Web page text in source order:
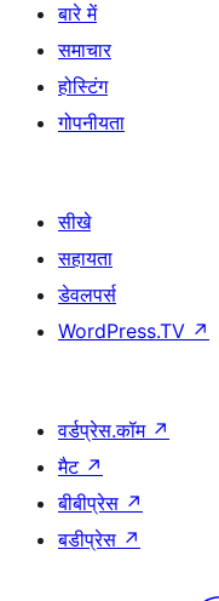
बारे में
समाचार
होस्टिंग
गोपनीयता
सीखे
सहायता
डेवलपर्स
WordPress.TV ↗
वर्डप्रेस.कॉम ↗
मैट ↗
बीबीप्रेस ↗
बडीप्रेस ↗